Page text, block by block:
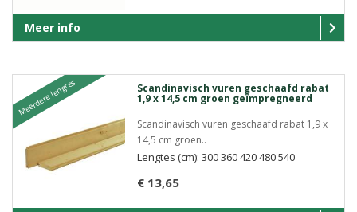
Meer info
Meerdere lengtes Scandinavisch vuren geschaafd rabat
1,9 x 14,5 cm groen geïmpregneerd
Scandinavisch vuren geschaafd rabat 1,9 x
14,5 cm groen..
€ 13,65
Lengtes (cm): 300 360 420 480 540